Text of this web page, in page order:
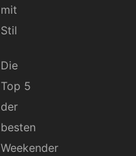
mit
Stil
Die
Top 5
der
besten
Weekender